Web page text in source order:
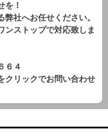
を！
社へお任せください。
ンストップで対応致しま
６４
クリックでお問い合わせ